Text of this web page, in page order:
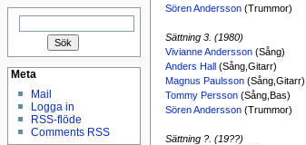
Sök
efter:
Meta
Mail
Logga in
RSS-flöde
Comments RSS
Sören Andersson (Trummor)
Sättning 3. (1980)
Vivianne Andersson (Sång)
Anders Hall (Sång,Gitarr)
Magnus Paulsson (Sång,Gitarr)
Tommy Persson (Sång,Bas)
Sören Andersson (Trummor)
Sättning ?. (19??)